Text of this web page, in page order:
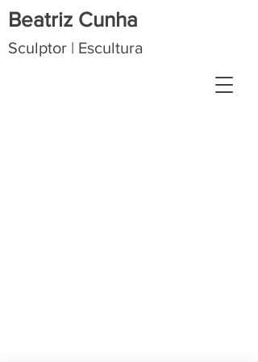
Beatriz Cunha
Sculptor | Escultura